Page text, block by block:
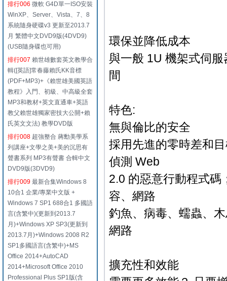
排行006 微軟 G4D單一ISO安裝
WinXP、Server、Vista、7、8
系統隨身硬碟v3 更新至2013.7
月 繁體中文DVD9版(4DVD9)
(USB隨身碟也可用)
排行007 賴世雄數套英文教學合
輯([英語]常春藤賴氏KK音標
(PDF+MP3)+《賴世雄美國英語
教程》入門、初級、中高級全套
MP3和教材+英文直通車+英語
教父賴世雄獨家密技大公開+賴
氏英文文法) 教學DVD版
排行008 超強整合 蔣勳美學系
列講座+文學之美+美的沉思有
聲書系列 MP3有聲書 合輯中文
DVD9版(3DVD9)
排行009 最新合集Windows 8
10合1 企業/專業中文版 +
Windows 7 SP1 688合1 多國語
言(含繁中)(更新到2013.7
月)+Windows XP SP3(更新到
2013.7月)+Windows 2008 R2
SP1多國語言(含繁中)+MS
Office 2014+AutoCAD
2014+Microsoft Office 2010
Professional Plus SP1版(含
環保並降低成本
與一般 1U 機架式伺
間
特色:
無與倫比的安全
採用先進的零時差和
偵測 Web
2.0 的惡意行動程式碼
容、網路
釣魚、病毒、蠕蟲、
網路
擴充性和效能